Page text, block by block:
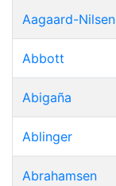
Aagaard-Nilsen
Abbott
Abigaña
Ablinger
Abrahamsen